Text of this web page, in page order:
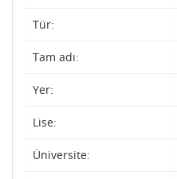
Tür:
Tam adı:
Yer:
Lise:
Üniversite: